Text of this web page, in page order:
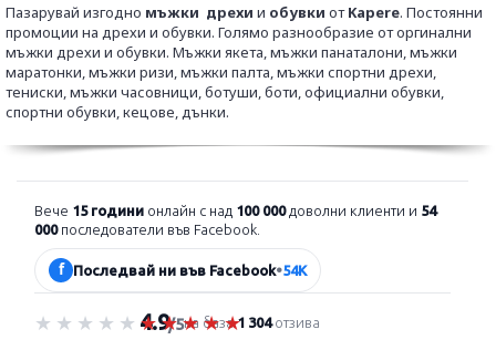
Пазарувай изгодно мъжки дрехи и обувки отKapere. Постоянни
промоции на дрехи и обувки. Голямо разнообразие от оргинални
мъжки дрехи и обувки. Мъжки якета, мъжки панаталони, мъжки
маратонки, мъжки ризи, мъжки палта, мъжки спортни дрехи,
тениски, мъжки часовници, ботуши, боти, официални обувки,
спортни обувки, кецове, дънки.
Вече 15 години онлайн с над 100 000доволни клиенти и 54
000последователи във Facebook.
f Последвай ни във Facebook•54K
Оценка 4.9 от 5
4.9/5на база1 304отзива